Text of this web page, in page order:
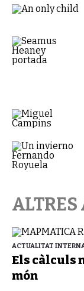
ALTRES
ACTUALITAT
Els càlculs
món